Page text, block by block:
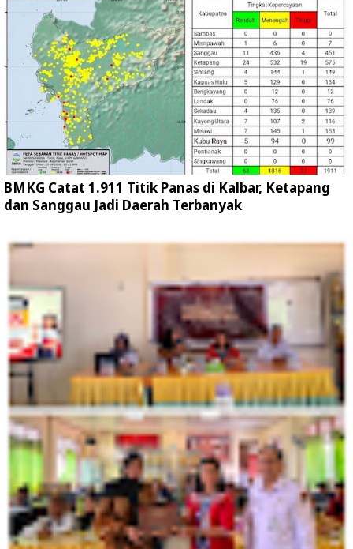
BMKG Catat 1.911 Titik Panas di Kalbar, Ketapang
dan Sanggau Jadi Daerah Terbanyak